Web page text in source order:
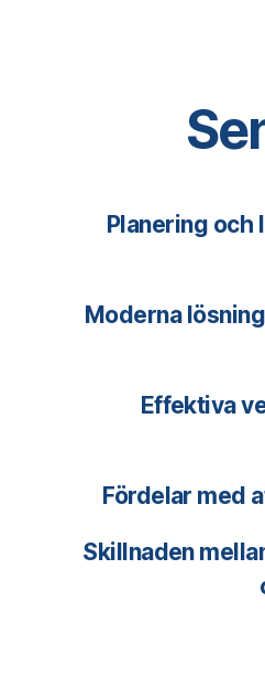
Planering
Moderna
Effektiva
Fördelar med
Skillnaden